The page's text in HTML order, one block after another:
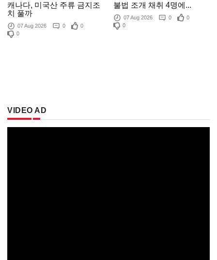
캐나다, 미국산 주류 금지조
치 풀까
07 Aug 2026 0
0
0
불법 조개 채취 4명에...
07 Aug 2026 0
0
0
VIDEO AD